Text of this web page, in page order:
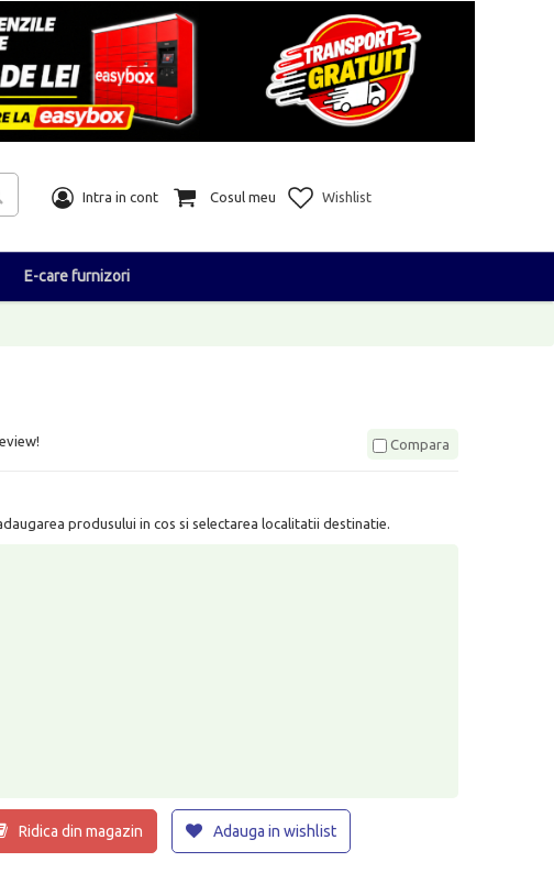
Intra in cont Cosul meu Wishlist
E-care furnizori
Compara
produsului in cos si selectarea localitatii destinatie.
Ridica din magazin Adauga in wishlist